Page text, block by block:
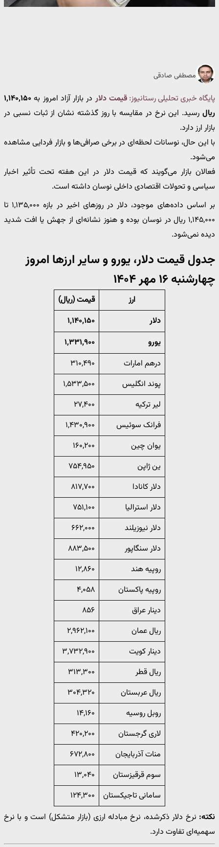
مصطفی صادقی
پایگاه خبری تحلیلی رستانیوز: قیمت دلاردر بازار آزاد امروز به ۱,۱۴۰,۱۵۰
ریال رسید. این نرخ در مقایسه با روز گذشته نشان از ثبات نسبی در
بازار ارز دارد.
با این حال، نوسانات لحظه‌ای در برخی صرافی‌ها و بازار فردایی مشاهده
می‌شود.
فعالان بازار می‌گویند که قیمت دلار در این هفته تحت تأثیر اخبار
سیاسی و تحولات اقتصادی داخلی نوسان داشته است.
بر اساس داده‌های موجود، دلار در روزهای اخیر در بازه ۱,۱۳۵,۰۰۰ تا
۱,۱۴۵,۰۰۰ ریال در نوسان بوده و هنوز نشانه‌ای از جهش یا افت شدید
دیده نمی‌شود.
جدول قیمت دلار، یورو و سایر ارزها امروز
چهارشنبه ۱۶ مهر ۱۴۰۴
ارز
قیمت (ریال)
دلار
۱,۱۴۰,۱۵۰
یورو
۱,۳۳۱,۹۰۰
درهم امارات
۳۱۰,۴۹۰
پوند انگلیس
۱,۵۳۳,۵۰۰
لیر ترکیه
۲۷,۴۰۰
فرانک سوئیس
۱,۴۳۰,۹۰۰
یوان چین
۱۶۰,۲۰۰
ین ژاپن
۷۵۴,۹۵۰
دلار کانادا
۸۱۷,۷۰۰
دلار استرالیا
۷۵۱,۱۰۰
دلار نیوزیلند
۶۶۲,۰۰۰
دلار سنگاپور
۸۸۳,۵۰۰
روپیه هند
۱۲,۸۶۰
روپیه پاکستان
۴,۰۵۸
دینار عراق
۸۵۶
ریال عمان
۲,۹۶۲,۱۰۰
دینار کویت
۳,۷۳۲,۹۰۰
ریال قطر
۳۱۳,۳۰۰
ریال عربستان
۳۰۴,۳۲۰
روبل روسیه
۱۴,۱۶۰
لاری گرجستان
۴۲۰,۲۰۰
منات آذربایجان
۶۷۲,۸۰۰
سوم قرقیزستان
۱۳,۰۴۰
سامانی تاجیکستان
۱۲۴,۳۰۰
نکته: نرخ دلار ذکرشده، نرخ مبادله ارزی (بازار متشکل) است و با نرخ
سهمیه‌ای تفاوت دارد.